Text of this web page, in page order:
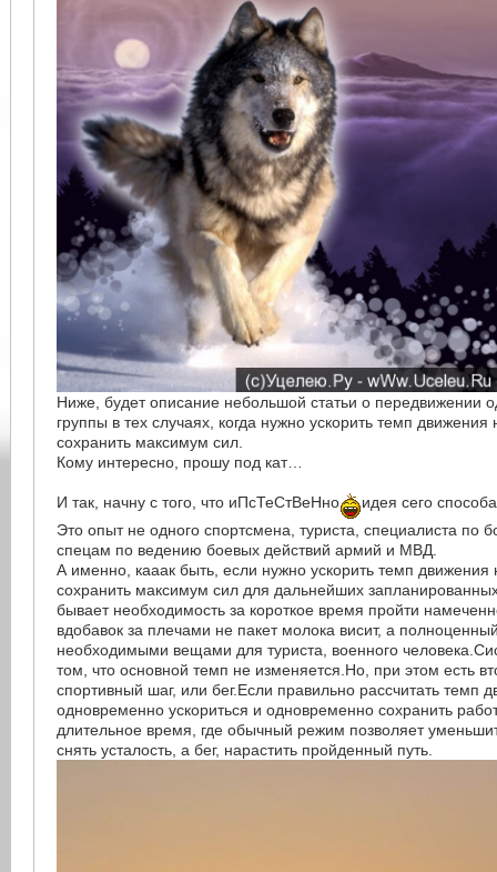
Ниже, будет описание небольшой статьи о передвижении
группы в тех случаях, когда нужно ускорить темп
сохранить максимум сил.
Кому интересно, прошу под кат…
И так, начну с того, что иПсТеСтВеНно
идея сего
Это опыт не одного спортсмена, туриста, специалиста по
спецам по ведению боевых действий армий и МВД.
А именно, кааак быть, если нужно ускорить темп
сохранить максимум сил для дальнейших
бывает необходимость за короткое время пройти
вдобавок за плечами не пакет молока висит, а
необходимыми вещами для туриста, военного
том, что основной темп не изменяется.Но, при этом есть
спортивный шаг, или бег.Если правильно рассчитать темп
одновременно ускориться и одновременно сохранить
длительное время, где обычный режим позволяет
снять усталость, а бег, нарастить пройденный путь.